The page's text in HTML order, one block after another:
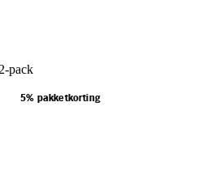
pack
5% pakketkorting